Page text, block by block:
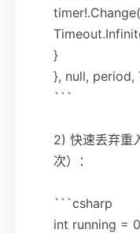
}
}, null, period,
```
2) 快速丢弃重
次）：
```csharp
int running =